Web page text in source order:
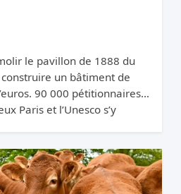
le pavillon de 1888 du
un bâtiment de
90 000 pétitionnaires,
Paris et l’Unesco s’y